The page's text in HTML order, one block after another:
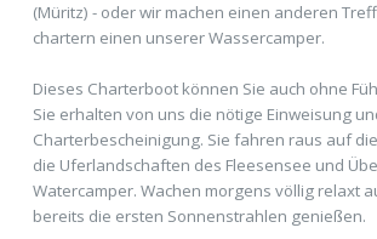
(Müritz) - oder wir machen einen anderen
chartern einen unserer Wassercamper.
Dieses Charterboot können Sie auch ohne
Sie erhalten von uns die nötige Einweisung
Charterbescheinigung. Sie fahren raus auf
die Uferlandschaften des Fleesensee und
Watercamper. Wachen morgens völlig relaxt
bereits die ersten Sonnenstrahlen genießen.